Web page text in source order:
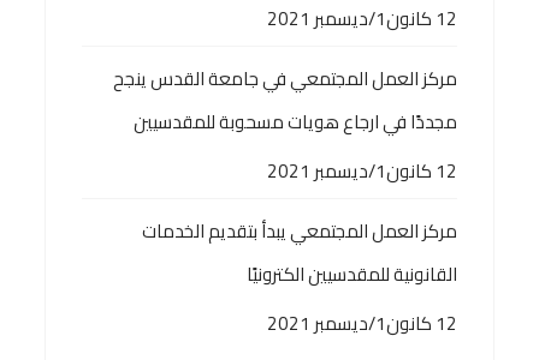
12 كانون1/ديسمبر 2021
مركز العمل المجتمعي في جامعة القدس ينجح
مجددًا في ارجاع هويات مسحوبة للمقدسيين
12 كانون1/ديسمبر 2021
مركز العمل المجتمعي يبدأ بتقديم الخدمات
القانونية للمقدسيين الكترونيًا
12 كانون1/ديسمبر 2021